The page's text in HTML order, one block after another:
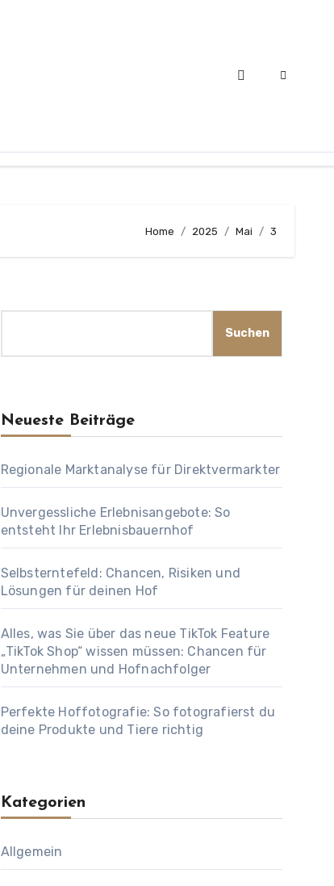
Home 2025 Mai 3
Suchen
Neueste Beiträge
Regionale Marktanalyse für Direktvermarkter
Unvergessliche Erlebnisangebote: So
entsteht Ihr Erlebnisbauernhof
Selbsterntefeld: Chancen, Risiken und
Lösungen für deinen Hof
Alles, was Sie über das neue TikTok Feature
„TikTok Shop“ wissen müssen: Chancen für
Unternehmen und Hofnachfolger
Perfekte Hoffotografie: So fotografierst du
deine Produkte und Tiere richtig
Kategorien
Allgemein